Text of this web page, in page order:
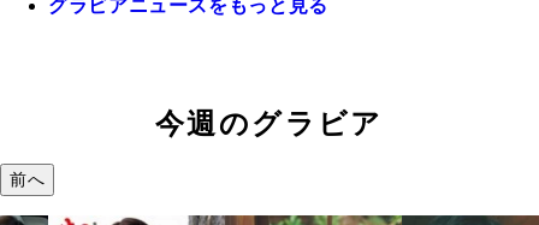
グラビアニュースをもっと見る
今週のグラビア
前へ